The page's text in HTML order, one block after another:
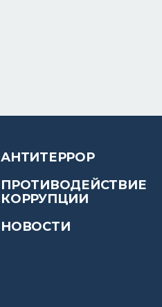
АНТИТЕРРОР
ПРОТИВОДЕЙСТВИЕ
КОРРУПЦИИ
НОВОСТИ